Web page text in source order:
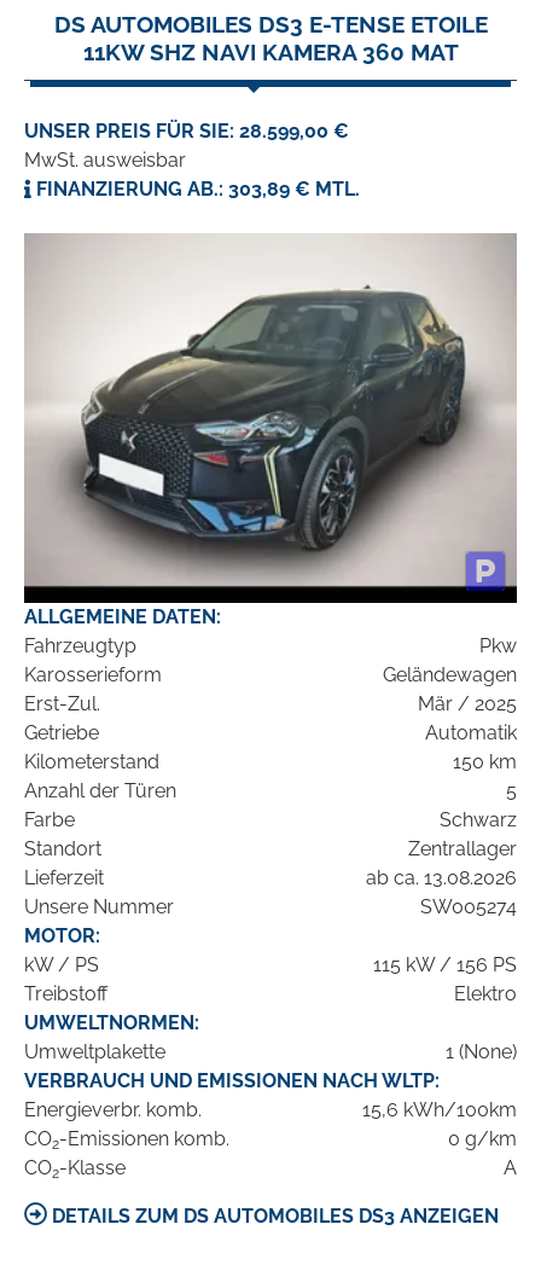
DS AUTOMOBILES DS3 E-TENSE ETOILE
11KW SHZ NAVI KAMERA 360 MAT
UNSER PREIS FÜR SIE: 28.599,00 €
MwSt. ausweisbar
FINANZIERUNG AB.: 303,89 € MTL.
ALLGEMEINE DATEN:
Fahrzeugtyp
Pkw
Karosserieform
Geländewagen
Erst-Zul.
Mär / 2025
Getriebe
Automatik
Kilometerstand
150 km
Anzahl der Türen
5
Farbe
Schwarz
Standort
Zentrallager
Lieferzeit
ab ca. 13.08.2026
Unsere Nummer
SW005274
MOTOR:
kW / PS
115 kW / 156 PS
Treibstoff
Elektro
UMWELTNORMEN:
Umweltplakette
1 (None)
VERBRAUCH UND EMISSIONEN NACH WLTP:
Energieverbr. komb.
15,6 kWh/100km
CO2-Emissionen komb.
0 g/km
CO2-Klasse A
DETAILS ZUM DS AUTOMOBILES DS3 ANZEIGEN